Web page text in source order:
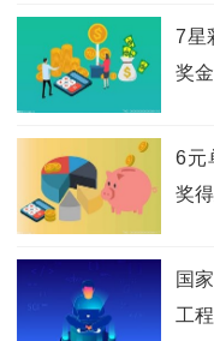
7星
奖
6元
奖
国
工